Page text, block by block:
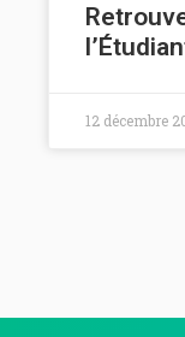
12 décembre